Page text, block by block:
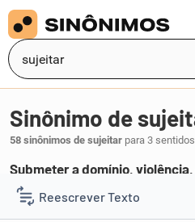
Reescrever Texto
Sinônimo de
58 sinônimos de sujeitar para 3
Submeter a domínio,
1 acorrentar,ocupar